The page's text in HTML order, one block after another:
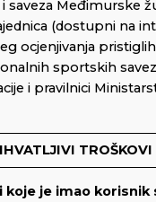
saveza Međimurske
(dostupni na
ocjenjivanja
sportskih
i pravilnici
TROŠKOVI
je imao korisnik